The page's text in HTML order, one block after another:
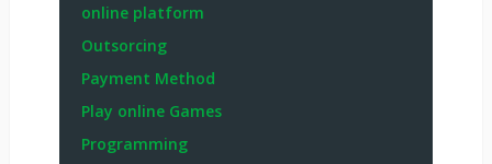
online platform
Outsorcing
Payment Method
Play online Games
Programming